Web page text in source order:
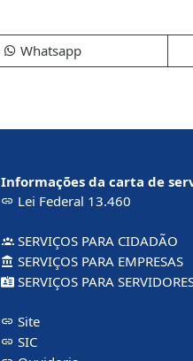
Whatsapp
Informações da carta de
Lei Federal 13.460
SERVIÇOS PARA CIDADÃO
SERVIÇOS PARA EMPRESAS
SERVIÇOS PARA
Site
SIC